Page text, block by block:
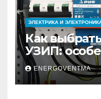
ЭЛЕКТРИКА И
Как
УЗИП:
устройств
ENERGOVENTMA